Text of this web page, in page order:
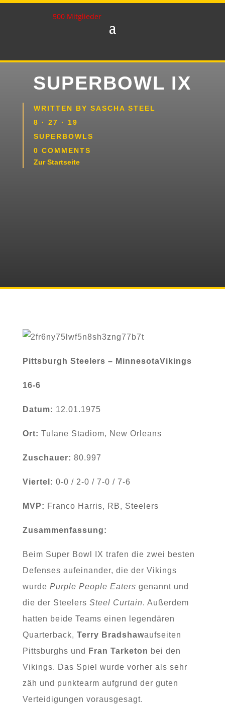
500 Mitglieder
SUPERBOWL IX
WRITTEN BY SASCHA STEEL
8 · 27 · 19
SUPERBOWLS
0 COMMENTS
Zur Startseite
Pittsburgh Steelers – MinnesotaVikings
16-6
Datum: 12.01.1975
Ort: Tulane Stadiom, New Orleans
Zuschauer: 80.997
Viertel: 0-0 / 2-0 / 7-0 / 7-6
MVP: Franco Harris, RB, Steelers
Zusammenfassung:
Beim Super Bowl IX trafen die zwei besten
Defenses aufeinander, die der Vikings
wurde Purple People Eaters genannt und
die der Steelers Steel Curtain. Außerdem
hatten beide Teams einen legendären
Quarterback, Terry Bradshawaufseiten
Pittsburghs und
Fran Tarketon bei den
Vikings. Das Spiel wurde vorher als sehr
zäh und punktearm aufgrund der guten
Verteidigungen vorausgesagt.